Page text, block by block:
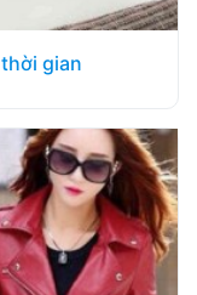
gian